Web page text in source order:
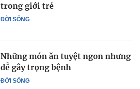
ĐỜI SỐNG
trong giới trẻ
ĐỜI SỐNG
Những món ăn tuyệt ngon nhưng
dễ gây trọng bệnh